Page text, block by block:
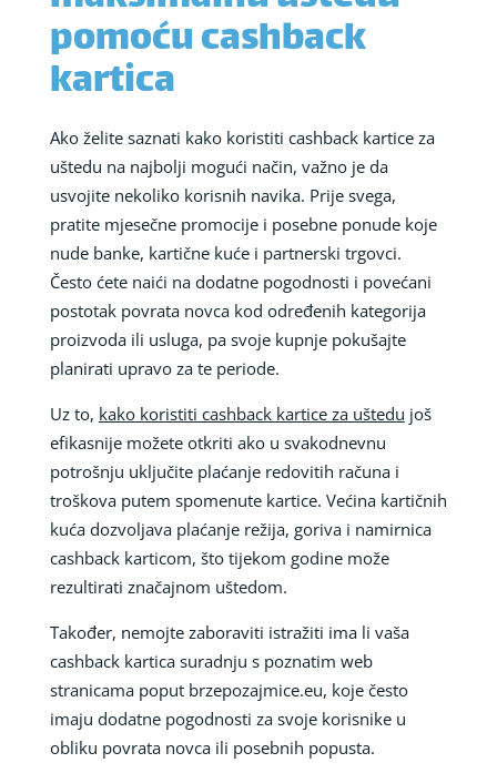
pomoću cashback
kartica
Ako želite saznati kako koristiti cashback kartice za
uštedu na najbolji mogući način, važno je da
usvojite nekoliko korisnih navika. Prije svega,
pratite mjesečne promocije i posebne ponude koje
nude banke, kartične kuće i partnerski trgovci.
Često ćete naići na dodatne pogodnosti i povećani
postotak povrata novca kod određenih kategorija
proizvoda ili usluga, pa svoje kupnje pokušajte
planirati upravo za te periode.
Uz to, kako koristiti cashback kartice za uštedu još
efikasnije možete otkriti ako u svakodnevnu
potrošnju uključite plaćanje redovitih računa i
troškova putem spomenute kartice. Većina kartičnih
kuća dozvoljava plaćanje režija, goriva i namirnica
cashback karticom, što tijekom godine može
rezultirati značajnom uštedom.
Također, nemojte zaboraviti istražiti ima li vaša
cashback kartica suradnju s poznatim web
stranicama poput brzepozajmice.eu, koje često
imaju dodatne pogodnosti za svoje korisnike u
obliku povrata novca ili posebnih popusta.